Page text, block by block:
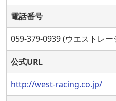
電話番号
059-379-0939 (ウエストレ
公式URL
http://west-racing.co.jp/